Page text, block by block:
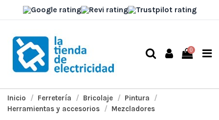
0
Inicio Ferretería Bricolaje
Pintura
Herramientas y accesorios
Mezcladores